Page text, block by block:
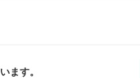
ます。